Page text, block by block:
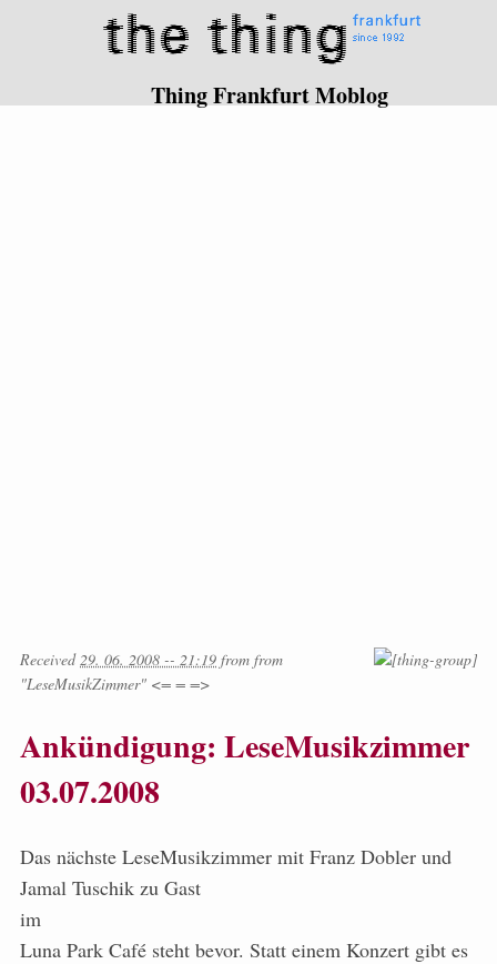
Thing Frankfurt Moblog
Received29. 06. 2008 -- 21:19 from from
"LeseMusikZimmer" <= = =>
Ankündigung: LeseMusikzimmer
03.07.2008
Das nächste LeseMusikzimmer mit Franz Dobler und
Jamal Tuschik zu Gast
im
Luna Park Café steht bevor. Statt einem Konzert gibt es